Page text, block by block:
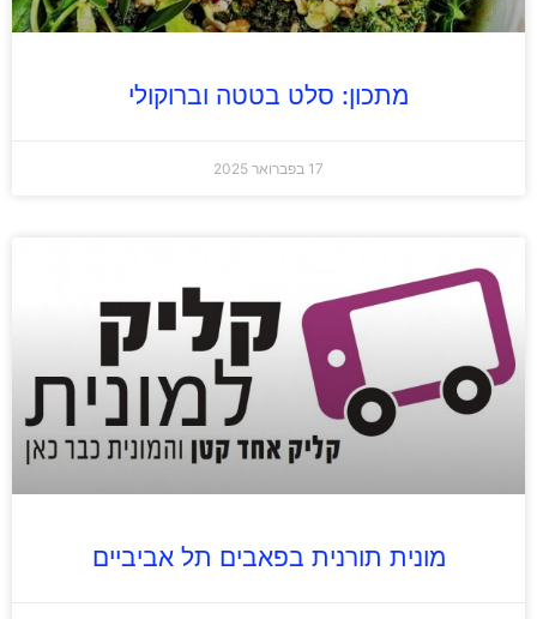
מתכון: סלט בטטה וברוקולי
17 בפברואר 2025
מונית תורנית בפאבים תל אביביים